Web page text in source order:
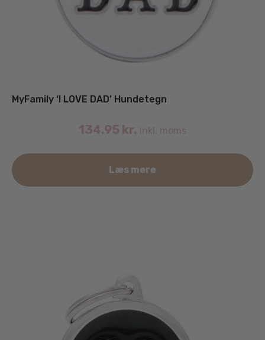
MyFamily ‘I LOVE DAD’ Hundetegn
134.95 kr. inkl. moms
Læs mere